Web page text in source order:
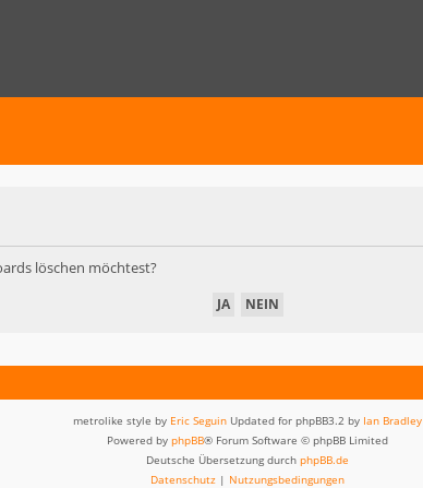
löschen möchtest?
metrolike style by Eric Seguin Updated for phpBB3.2 by Ian Bradley
Powered by phpBB® Forum Software © phpBB Limited
Deutsche Übersetzung durch phpBB.de
Datenschutz | Nutzungsbedingungen